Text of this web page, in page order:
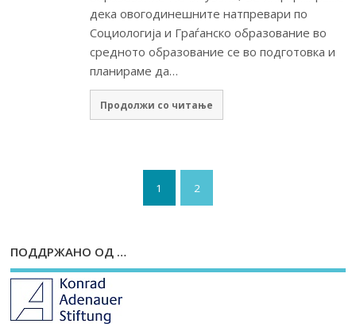
дека овогодинешните натпревари по
Социологија и Граѓанско образование во
средното образование се во подготовка и
планираме да…
Продолжи со читање
1 2
ПОДДРЖАНО ОД …